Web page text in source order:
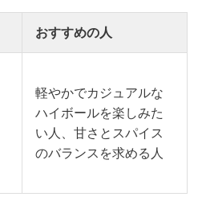
おすすめの人
軽やかでカジュアルな
ハイボールを楽しみた
い人、甘さとスパイス
のバランスを求める人